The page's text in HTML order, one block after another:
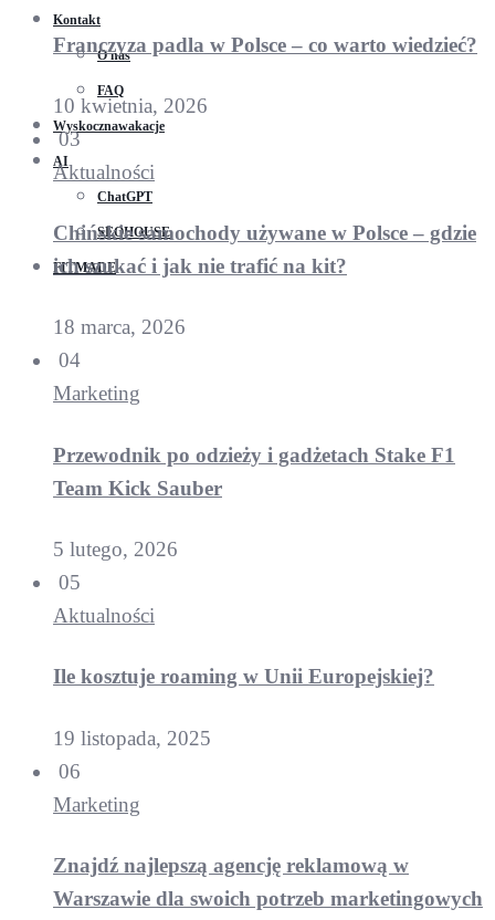
Kontakt
O nas
FAQ
Wyskocznawakacje
AI
ChatGPT
SEOHOUSE
FITMADE
Franczyza padla w Polsce – co warto wiedzieć?
10 kwietnia, 2026
03
Aktualności
Chińskie samochody używane w Polsce – gdzie
ich szukać i jak nie trafić na kit?
18 marca, 2026
04
Marketing
Przewodnik po odzieży i gadżetach Stake F1
Team Kick Sauber
5 lutego, 2026
05
Aktualności
Ile kosztuje roaming w Unii Europejskiej?
19 listopada, 2025
06
Marketing
Znajdź najlepszą agencję reklamową w
Warszawie dla swoich potrzeb marketingowych